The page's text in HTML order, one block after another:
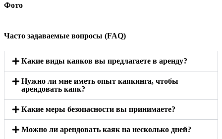
Фото
Часто задаваемые вопросы (FAQ)
Какие виды каяков вы предлагаете в аренду?
Нужно ли мне иметь опыт каякинга, чтобы
арендовать каяк?
Какие меры безопасности вы принимаете?
Можно ли арендовать каяк на несколько дней?